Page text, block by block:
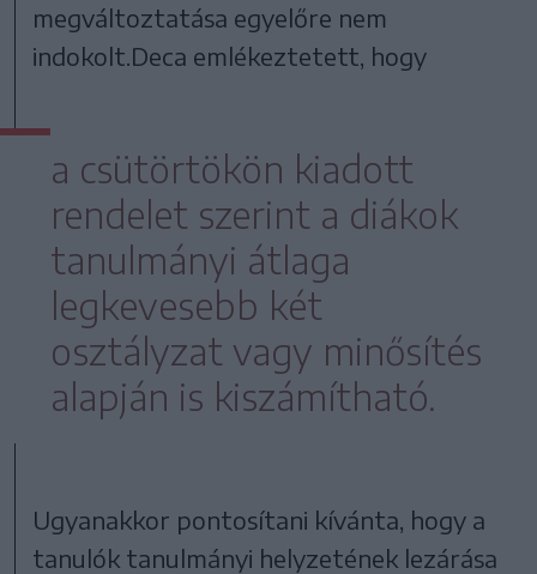
megváltoztatása egyelőre nem
indokolt.Deca emlékeztetett, hogy
a csütörtökön kiadott
rendelet szerint a diákok
tanulmányi átlaga
legkevesebb két
osztályzat vagy minősítés
alapján is kiszámítható.
Ugyanakkor pontosítani kívánta, hogy a
tanulók tanulmányi helyzetének lezárása